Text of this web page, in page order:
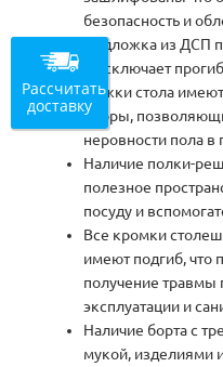
безопасность и
Подложка из ДСП
и исключает
Ножки стола
опоры,
неровности пола
Наличие полки-
полезное
посуду и
Все кромки
имеют подгиб, что
получение травмы
эксплуатации и
Наличие борта с
мукой, изделиями
Рассчитать
доставку